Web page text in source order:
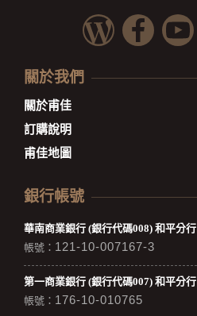
關於我們
關於甫佳
訂購說明
甫佳地圖
銀行帳號
華南商業銀行 (銀行代碼008) 和平分行
帳號： 121-10-007167-3
第一商業銀行 (銀行代碼007) 和平分行
帳號： 176-10-010765